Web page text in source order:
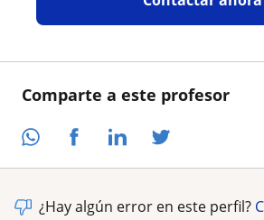
Comparte a este profesor
¿Hay algún error en este perfil?